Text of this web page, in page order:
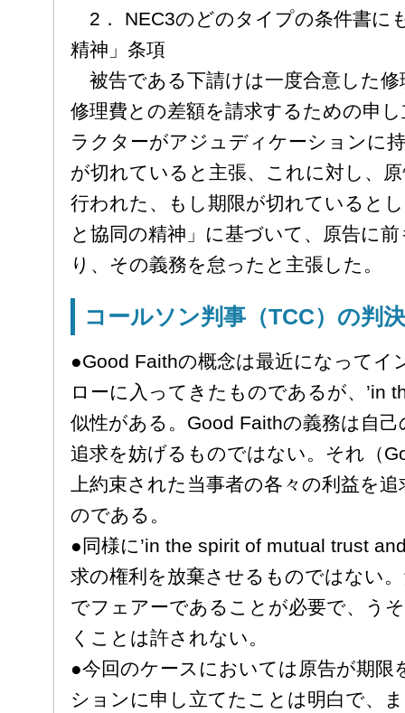
2． NEC3のどのタイプの条件書に
精神」条項
被告である下請けは一度合意した
修理費との差額を請求するための申
ラクターがアジュディケーションに
が切れていると主張、これに対し、
行われた、もし期限が切れていると
と協同の精神」に基づいて、原告に
り、その義務を怠ったと主張した。
コールソン判事（TCC）の判決
●Good Faithの概念は最近になってイ
ローに入ってきたものであるが、’in
似性がある。Good Faithの義務は自
追求を妨げるものではない。それ（
上約束された当事者の各々の利益を
のである。
●同様に’in the spirit of mutual trust
求の権利を放棄させるものではない
でフェアーであることが必要で、う
くことは許されない。
●今回のケースにおいては原告が期限
ションに申し立てたことは明白で、